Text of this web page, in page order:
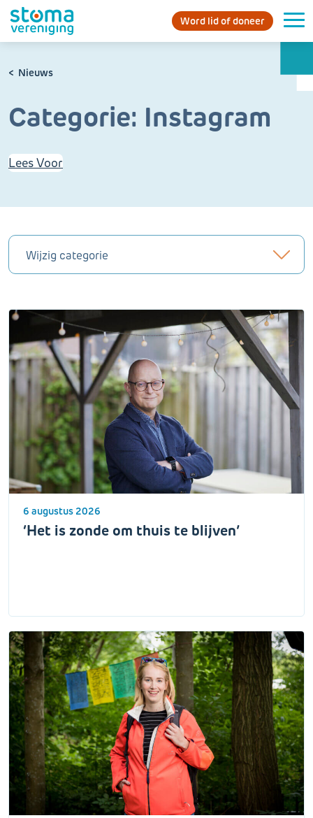
Word lid of doneer
Nieuws
Categorie: Instagram
Lees Voor
6 augustus 2026
‘Het is zonde om thuis te blijven’